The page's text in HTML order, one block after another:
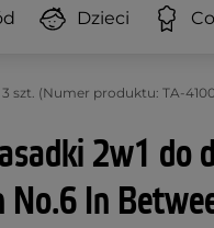
Dzieci
szt. (Numer produktu: TA-
2w1 do
No.6 In